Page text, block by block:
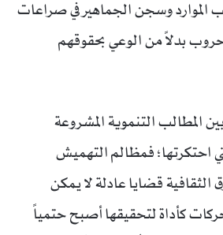
الموارد وسجن الجماهير في صراعات
بدلاً من الوعي بحقوقهم
المطالب التنموية المشروعة
احتكرتها؛ فمظالم التهميش
الثقافية قضايا عادلة لا يمكن
كأداة لتحقيقها أصبح حتمياً